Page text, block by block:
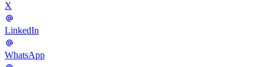
X
LinkedIn
WhatsApp